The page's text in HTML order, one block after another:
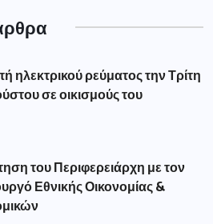
ηλεκτρικού ρεύματος την Τρίτη
σε οικισμούς του
του Περιφερειάρχη με τον
Εθνικής Οικονομίας &